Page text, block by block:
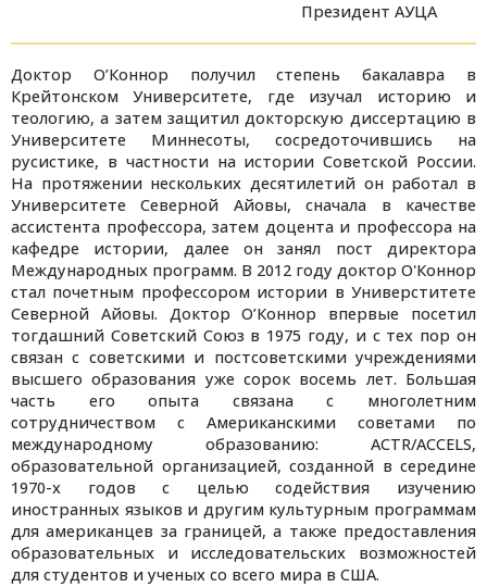
Президент АУЦА
Доктор О’Коннор получил степень бакалавра в
Крейтонском Университете, где изучал историю и
теологию, а затем защитил докторскую диссертацию в
Университете Миннесоты, сосредоточившись на
русистике, в частности на истории Советской России.
На протяжении нескольких десятилетий он работал в
Университете Северной Айовы, сначала в качестве
ассистента профессора, затем доцента и профессора на
кафедре истории, далее он занял пост директора
Международных программ. В 2012 году доктор О'Коннор
стал почетным профессором истории в Универститете
Северной Айовы. Доктор О’Коннор впервые посетил
тогдашний Советский Союз в 1975 году, и с тех пор он
связан с советскими и постсоветскими учреждениями
высшего образования уже сорок восемь лет. Большая
часть его опыта связана с многолетним
сотрудничеством с Американскими советами по
международному образованию: ACTR/ACCELS,
образовательной организацией, созданной в середине
1970-х годов с целью содействия изучению
иностранных языков и другим культурным программам
для американцев за границей, а также предоставления
образовательных и исследовательских возможностей
для студентов и ученых со всего мира в США.